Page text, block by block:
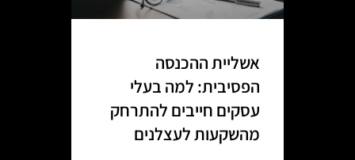
אשליית ההכנסה
הפסיבית: למה בעלי
עסקים חייבים להתרחק
מהשקעות לעצלנים